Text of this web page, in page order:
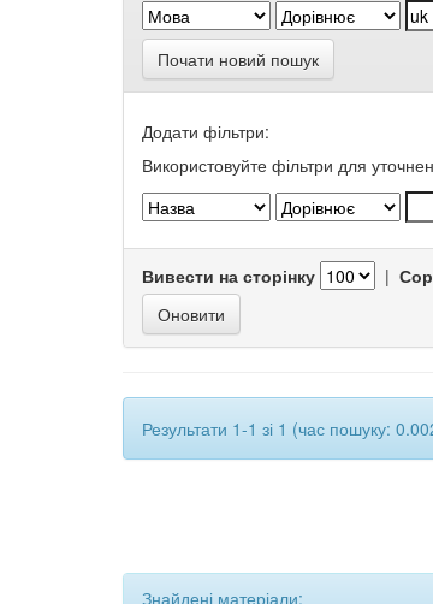
Почати новий пошук
Додати фільтри:
Використовуйте фільтри для
Вивести на сторінку |
Результати 1-1 зі 1 (час пошуку:
Знайдені матеріали: